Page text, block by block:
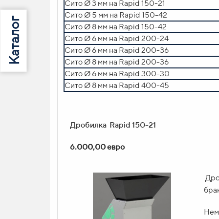
Сито Ø 3 мм на Rapid 150-21
Сито Ø 5 мм на Rapid 150-42
Сито Ø 8 мм на Rapid 150-42
Сито Ø 6 мм на Rapid 200-24
Сито Ø 6 мм на Rapid 200-36
Сито Ø 8 мм на Rapid 200-36
Сито Ø 6 мм на Rapid 300-30
Сито Ø 8 мм на Rapid 400-45
Дробилка Rapid 150-21
6.000,00 евро
Загрузчик motan METRO swif HOS 10 с
Сушилка motan swift Compact A 150
15.270,00 евро